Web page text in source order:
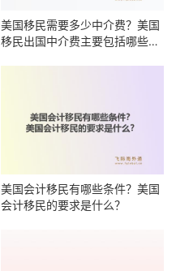
美国移民需要多少中介费？美国
移民出国中介费主要包括哪些项
美国会计移民有哪些条件？美国
会计移民的要求是什么？